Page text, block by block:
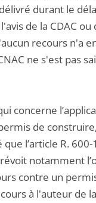
durant le
de la CDAC ou
recours n'a
ne s'est pas
concerne
de
que l’article R. 600-
notamment
contre un
à l'auteur de